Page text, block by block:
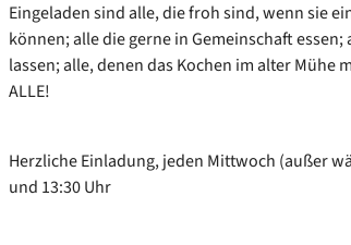
Eingeladen sind alle, die froh sind, wenn sie
können; alle die gerne in Gemeinschaft
lassen; alle, denen das Kochen im alter Mühe
ALLE!
Herzliche Einladung, jeden Mittwoch (außer
und 13:30 Uhr